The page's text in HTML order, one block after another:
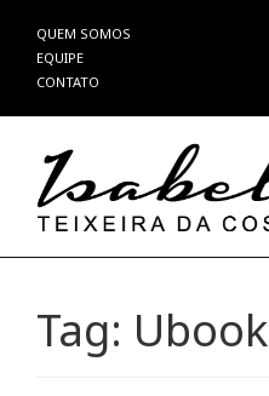
Pular
para
o
QUEM SOMOS
EQUIPE
CONTATO
Tag: Ubook